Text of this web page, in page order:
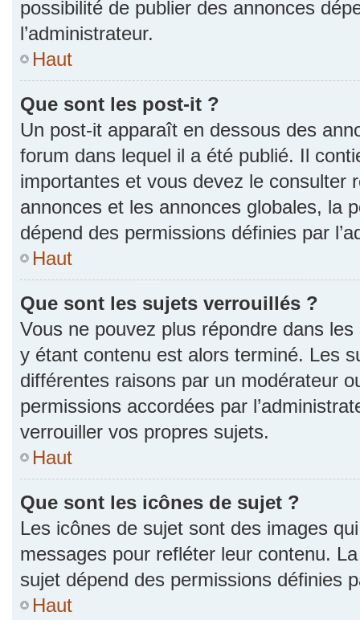
possibilité de publier des annonces
l’administrateur.
Haut
Que sont les post-it ?
Un post-it apparaît en dessous des
forum dans lequel il a été publié. Il
importantes et vous devez le consulter
annonces et les annonces globales, la
dépend des permissions définies par
Haut
Que sont les sujets verrouillés ?
Vous ne pouvez plus répondre dans
y étant contenu est alors terminé. Les
différentes raisons par un modérateur
permissions accordées par
verrouiller vos propres sujets.
Haut
Que sont les icônes de sujet ?
Les icônes de sujet sont des images
messages pour refléter leur contenu.
sujet dépend des permissions définies
Haut